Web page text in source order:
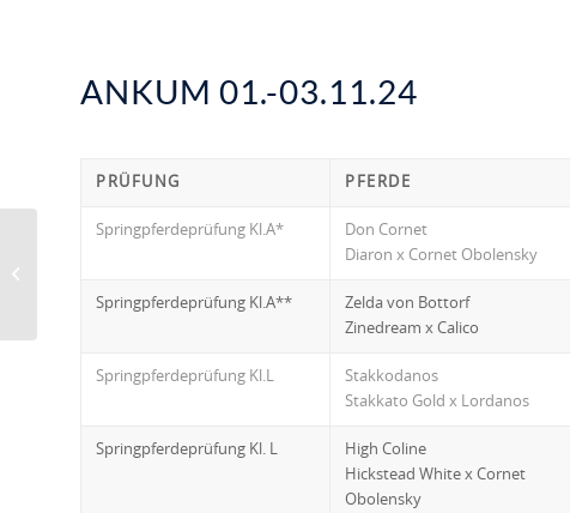
ANKUM 01.-03.11.24
PRÜFUNG PFERDE
Springpferdeprüfung Kl.A*
Don Cornet
Diaron x Cornet Obolensky
Springpferdeprüfung Kl.A**
Zelda von Bottorf
Zinedream x Calico
Springpferdeprüfung Kl.L
Stakkodanos
Stakkato Gold x Lordanos
Springpferdeprüfung Kl. L
High Coline
Hickstead White x Cornet
Obolensky